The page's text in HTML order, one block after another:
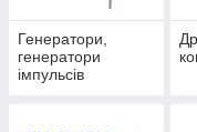
Генератори,
генератори
імпульсів